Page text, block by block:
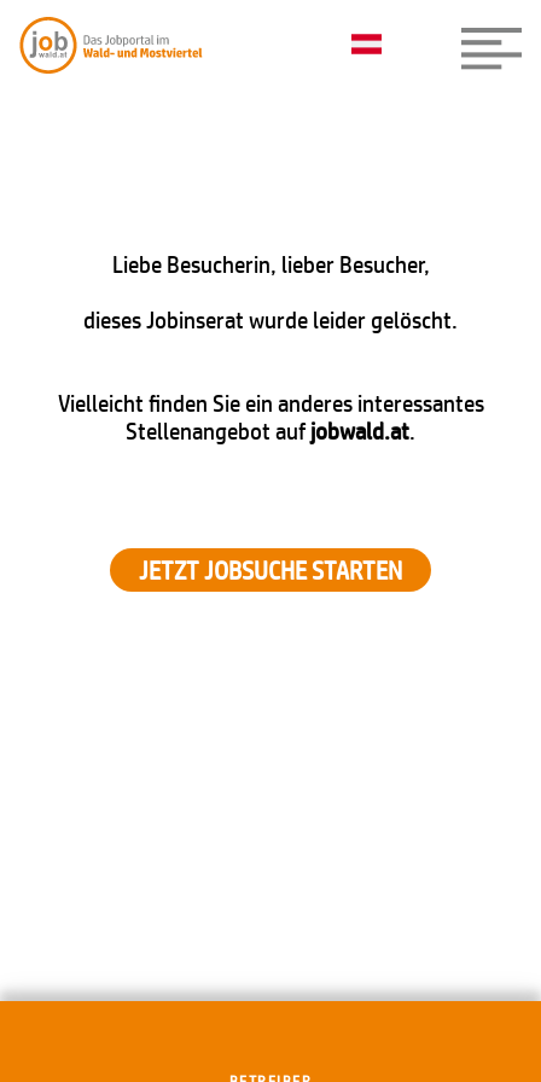
Liebe Besucherin, lieber Besucher,
dieses Jobinserat wurde leider gelöscht.
Vielleicht finden Sie ein anderes interessantes
Stellenangebot aufjobwald.at.
JETZT JOBSUCHE STARTEN